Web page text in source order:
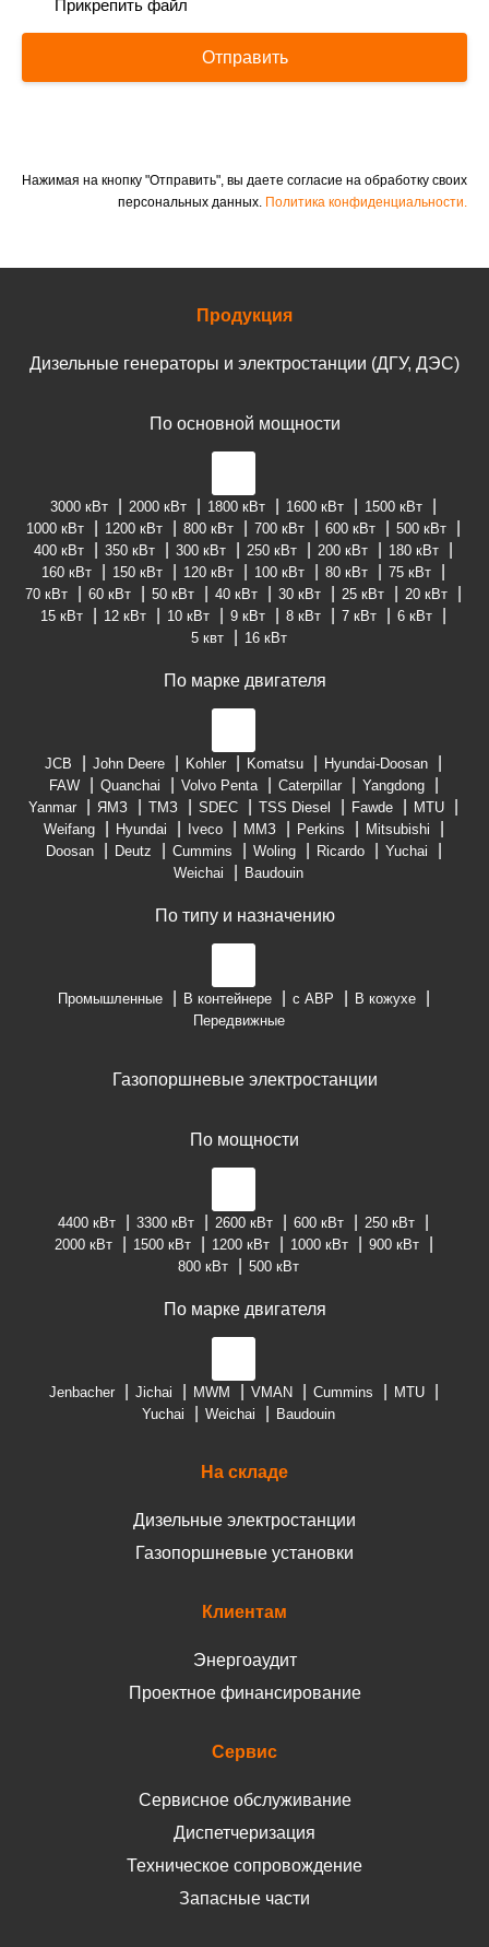
Прикрепить файл
Отправить
Нажимая на кнопку "Отправить", вы даете согласие на обработку своих
персональных данных. Политика конфиденциальности.
Продукция
Дизельные генераторы и электростанции (ДГУ, ДЭС)
По основной мощности
3000 кВт 2000 кВт 1800 кВт 1600 кВт
1500 кВт
1000 кВт
1200 кВт 800 кВт 700 кВт 600 кВт
500 кВт
400 кВт
350 кВт 300 кВт 250 кВт 200 кВт
180 кВт
160 кВт
150 кВт 120 кВт 100 кВт 80 кВт
75 кВт
70 кВт
60 кВт 50 кВт 40 кВт 30 кВт 25 кВт
20 кВт
15 кВт
12 кВт 10 кВт 9 кВт 8 кВт 7 кВт
6 кВт
5 квт
16 кВт
По марке двигателя
JCB John Deere Kohler Komatsu
Hyundai-Doosan
FAW
Quanchai Volvo Penta Caterpillar
Yangdong
Yanmar
ЯМЗ ТМЗ SDEC TSS Diesel Fawde
MTU
Weifang
Hyundai Iveco ММЗ Perkins
Mitsubishi
Doosan
Deutz Cummins Woling Ricardo
Yuchai
Weichai
Baudouin
По типу и назначению
Промышленные В контейнере с АВР
В кожухе
Передвижные
Газопоршневые электростанции
По мощности
4400 кВт 3300 кВт 2600 кВт 600 кВт
250 кВт
2000 кВт
1500 кВт 1200 кВт 1000 кВт
900 кВт
800 кВт
500 кВт
По марке двигателя
Jenbacher Jichai MWM VMAN Cummins
MTU
Yuchai
Weichai Baudouin
На складе
Дизельные электростанции
Газопоршневые установки
Клиентам
Энергоаудит
Проектное финансирование
Сервис
Сервисное обслуживание
Диспетчеризация
Техническое сопровождение
Запасные части